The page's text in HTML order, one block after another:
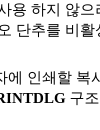
용 하지 않으
단추를 비활
에 인쇄할 복
구